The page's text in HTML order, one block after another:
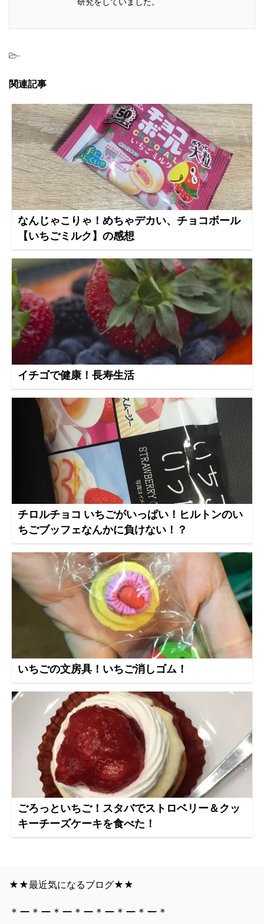
-
関連記事
なんじゃこりゃ！めちゃデカい、チョコボール
【いちごミルク】の感想
イチゴで健康！長寿生活
チロルチョコ いちごがいっぱい！ヒルトンのい
ちごブッフェなんかに負けない！？
いちごの文房具！いちご消しゴム！
ごろっといちご！スタバでストロベリー＆クッ
キーチーズケーキを食べた！
★★最近気になるブログ★★
＊ー＊ー＊ー＊ー＊ー＊ー＊ー＊